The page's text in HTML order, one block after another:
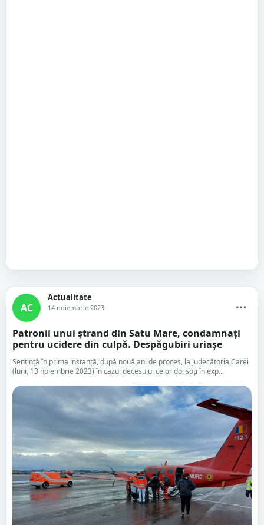
AC
Actualitate
14 noiembrie 2023
Patronii unui ștrand din Satu Mare, condamnați
pentru ucidere din culpă. Despăgubiri uriașe
Sentință în prima instanță, după nouă ani de proces, la Judecătoria Carei
(luni, 13 noiembrie 2023) în cazul decesului celor doi soți în exp...